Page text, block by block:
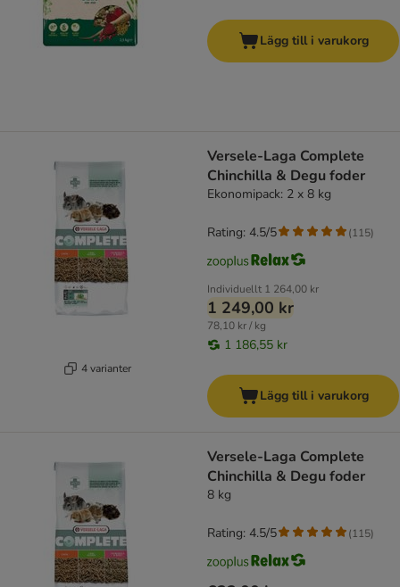
Lägg till i varukorg
4 varianter
Versele-Laga Complete
Chinchilla & Degu foder
Ekonomipack: 2 x 8 kg
Individuellt 1 264,00 kr
1 249,00 kr
78,10 kr / kg
1 186,55 kr
Rating: 4.5/5 (115)
Lägg till i varukorg
Versele-Laga Complete
Chinchilla & Degu foder
8 kg
Rating: 4.5/5 (115)